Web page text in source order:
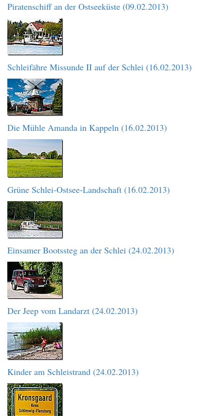
Piratenschiff an der Ostseeküste (09.02.2013)
Schleifähre Missunde II auf der Schlei (16.02.2013)
Die Mühle Amanda in Kappeln (16.02.2013)
Grüne Schlei-Ostsee-Landschaft (16.02.2013)
Einsamer Bootssteg an der Schlei (24.02.2013)
Der Jeep vom Landarzt (24.02.2013)
Kinder am Schleistrand (24.02.2013)